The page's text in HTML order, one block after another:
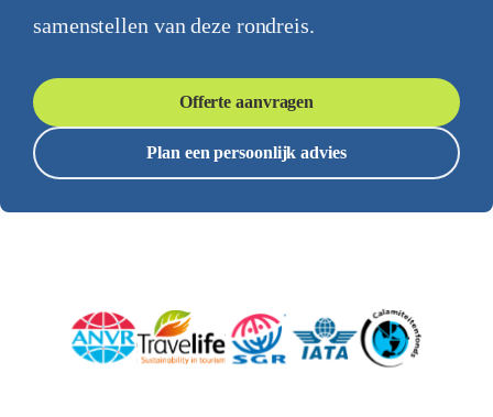
samenstellen van deze rondreis.
Offerte aanvragen
Plan een persoonlijk advies